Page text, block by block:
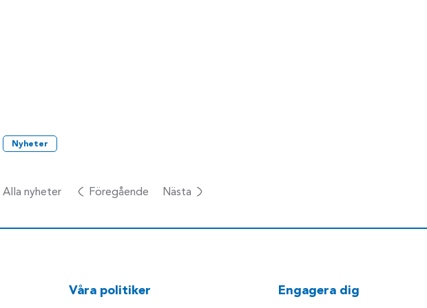
Nyheter
Alla nyheter Föregående Nästa
Våra politiker Engagera dig